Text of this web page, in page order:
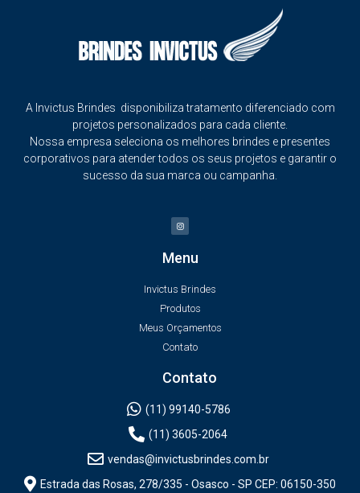
A Invictus Brindes disponibiliza tratamento diferenciado com
projetos personalizados para cada cliente.
Nossa empresa seleciona os melhores brindes e presentes
corporativos para atender todos os seus projetos e garantir o
sucesso da sua marca ou campanha.
Menu
Invictus Brindes
Produtos
Meus Orçamentos
Contato
Contato
(11) 99140-5786
(11) 3605-2064
vendas@invictusbrindes.com.br
Estrada das Rosas, 278/335 - Osasco - SP CEP: 06150-350